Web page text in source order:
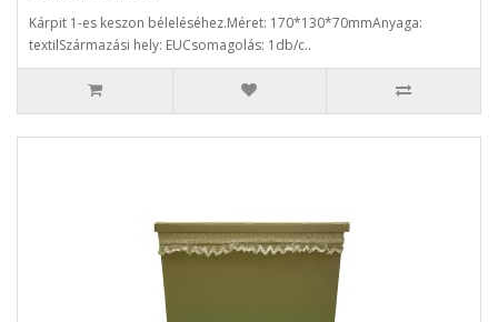
Kárpit 1-es keszon béleléséhez.Méret: 170*130*70mmAnyaga:
textilSzármazási hely: EUCsomagolás: 1db/c..